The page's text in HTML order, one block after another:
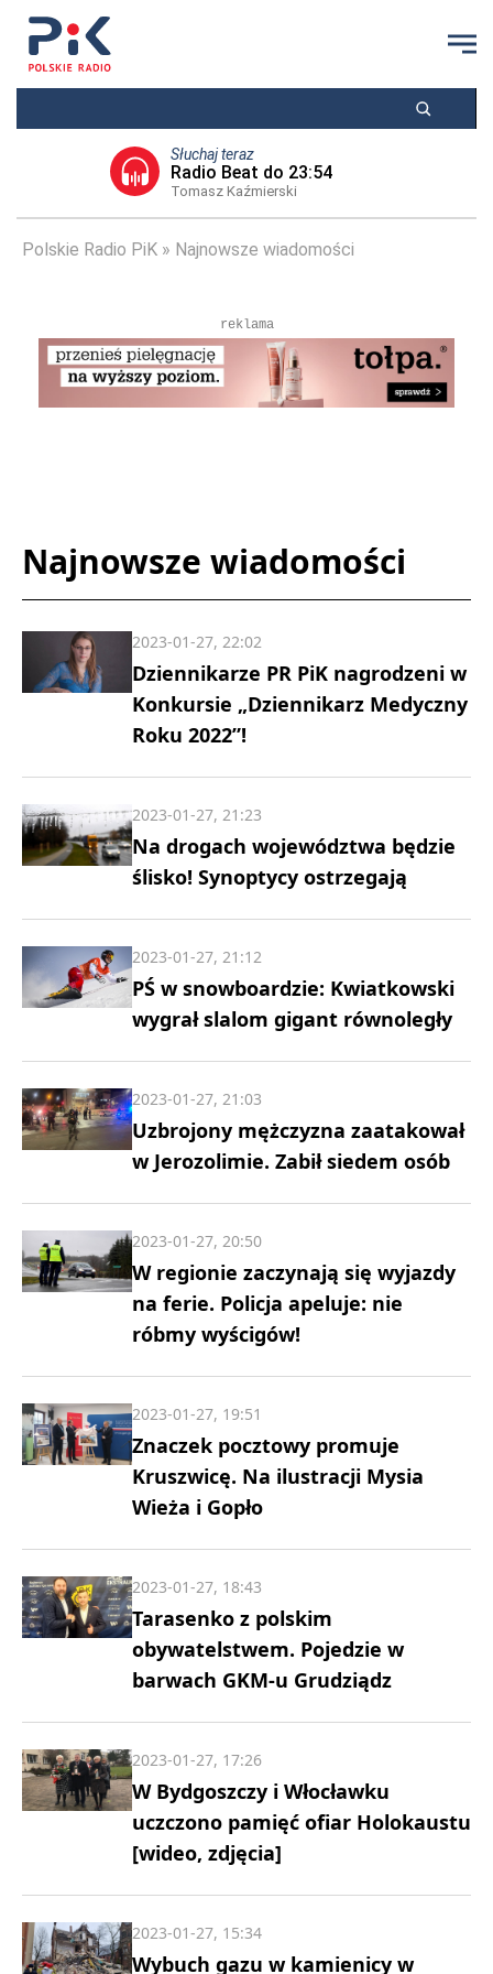
Słuchaj teraz
Radio Beat do 23:54
Tomasz Kaźmierski
Polskie Radio PiK Najnowsze wiadomości
reklama
Najnowsze wiadomości
Dziennikarze PR PiK nagrodzeni w
Konkursie „Dziennikarz Medyczny
Roku 2022”!
2023-01-27, 22:02
Na drogach województwa będzie
ślisko! Synoptycy ostrzegają
2023-01-27, 21:23
PŚ w snowboardzie: Kwiatkowski
wygrał slalom gigant równoległy
2023-01-27, 21:12
Uzbrojony mężczyzna zaatakował
w Jerozolimie. Zabił siedem osób
2023-01-27, 21:03
W regionie zaczynają się wyjazdy
na ferie. Policja apeluje: nie
róbmy wyścigów!
2023-01-27, 20:50
Znaczek pocztowy promuje
Kruszwicę. Na ilustracji Mysia
Wieża i Gopło
2023-01-27, 19:51
Tarasenko z polskim
obywatelstwem. Pojedzie w
barwach GKM-u Grudziądz
2023-01-27, 18:43
W Bydgoszczy i Włocławku
uczczono pamięć ofiar Holokaustu
[wideo, zdjęcia]
2023-01-27, 17:26
Wybuch gazu w kamienicy w
2023-01-27, 15:34